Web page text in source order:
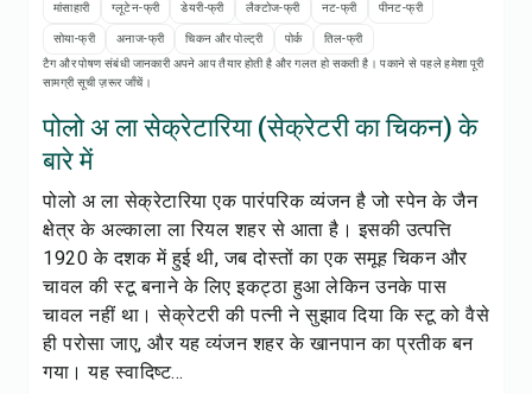
सेव करें
शेयर करें
मांसाहारी ग्लूटेन-फ्री डेयरी-फ्री लैक्टोज-फ्री नट-फ्री पीनट-फ्री
सोया-फ्री अनाज-फ्री चिकन और पोल्ट्री पोर्क
तिल-फ्री
टैग और पोषण संबंधी जानकारी अपने आप तैयार होती है और गलत हो सकती है। पकाने से पहले हमेशा पूरी
सामग्री सूची ज़रूर जाँचें।
पोलो अ ला सेक्रेटारिया (सेक्रेटरी का चिकन) के
बारे में
पोलो अ ला सेक्रेटारिया एक पारंपरिक व्यंजन है जो स्पेन के जैन
क्षेत्र के अल्काला ला रियल शहर से आता है। इसकी उत्पत्ति
1920 के दशक में हुई थी, जब दोस्तों का एक समूह चिकन और
चावल की स्टू बनाने के लिए इकट्ठा हुआ लेकिन उनके पास
चावल नहीं था। सेक्रेटरी की पत्नी ने सुझाव दिया कि स्टू को वैसे
ही परोसा जाए, और यह व्यंजन शहर के खानपान का प्रतीक बन
गया। यह स्वादिष्ट...